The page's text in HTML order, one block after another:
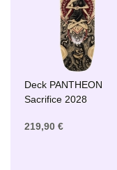
Deck PANTHEON
Sacrifice 2028
219,90 €